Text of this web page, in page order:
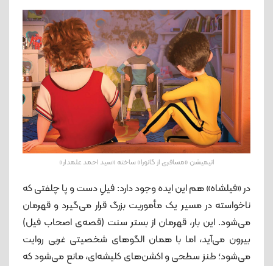
انیمیشن «مسافری از گانورا» ساخته «سید احمد علمدار»
در «فیلشاه» هم این ایده وجود دارد: فیلِ دست‌ و پا چلفتی که
ناخواسته در مسیر یک مأموریت بزرگ قرار می‌گیرد و قهرمان
می‌شود. این ‌بار، قهرمان از بستر سنت (قصه‌ی اصحاب فیل)
بیرون می‌آید، اما با همان الگوهای شخصیتی غربی روایت
می‌شود؛ طنز سطحی و اکشن‌های کلیشه‌ای، مانع می‌شود که